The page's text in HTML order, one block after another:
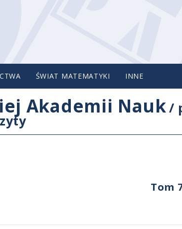
ŚWIAT MATEMATYKI INNE
Akademii Nauk/
Tom